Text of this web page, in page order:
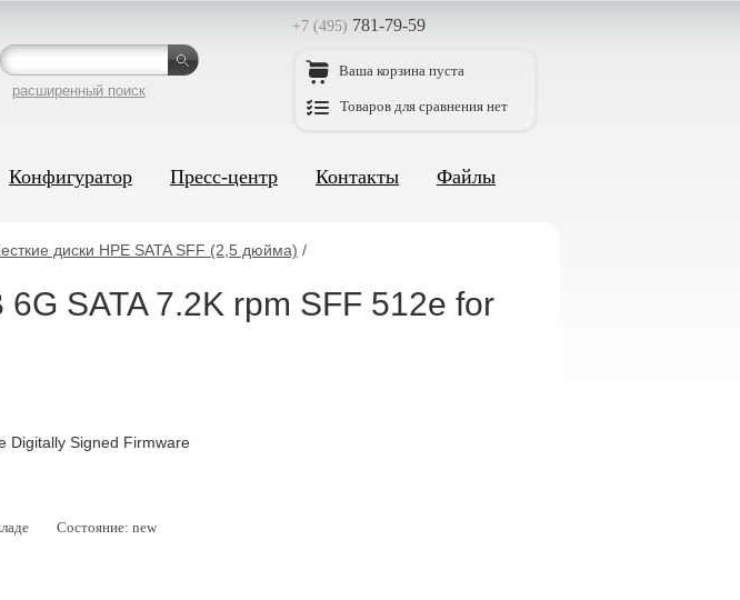
расширенный поиск
+7 (495) 781-79-59
Ваша корзина пуста
Товаров для сравнения нет
Конфигуратор Пресс-центр Контакты Файлы
диски HPE SATA SFF (2,5 дюйма) /
SATA 7.2K rpm SFF 512e for
Digitally Signed Firmware
Состояние: new